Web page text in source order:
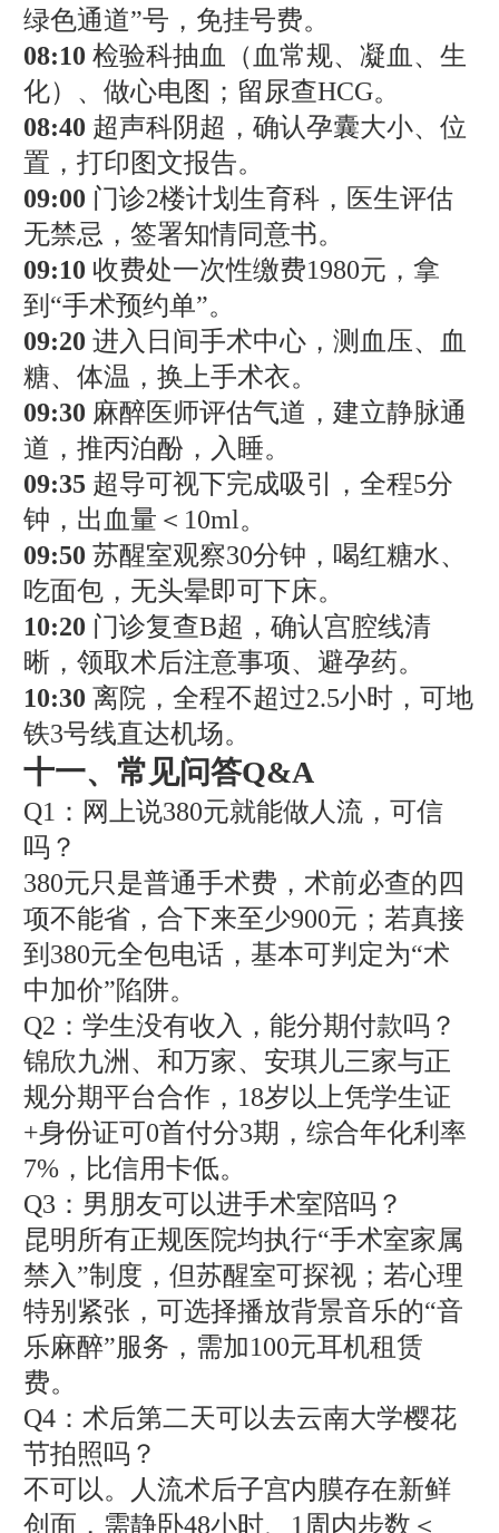
绿色通道”号，免挂号费。
08:10 检验科抽血（血常规、凝血、生
化）、做心电图；留尿查HCG。
08:40 超声科阴超，确认孕囊大小、位
置，打印图文报告。
09:00 门诊2楼计划生育科，医生评估
无禁忌，签署知情同意书。
09:10 收费处一次性缴费1980元，拿
到“手术预约单”。
09:20 进入日间手术中心，测血压、血
糖、体温，换上手术衣。
09:30 麻醉医师评估气道，建立静脉通
道，推丙泊酚，入睡。
09:35 超导可视下完成吸引，全程5分
钟，出血量＜10ml。
09:50 苏醒室观察30分钟，喝红糖水、
吃面包，无头晕即可下床。
10:20 门诊复查B超，确认宫腔线清
晰，领取术后注意事项、避孕药。
10:30 离院，全程不超过2.5小时，可地
铁3号线直达机场。
十一、常见问答Q&A
Q1：网上说380元就能做人流，可信
吗？
380元只是普通手术费，术前必查的四
项不能省，合下来至少900元；若真接
到380元全包电话，基本可判定为“术
中加价”陷阱。
Q2：学生没有收入，能分期付款吗？
锦欣九洲、和万家、安琪儿三家与正
规分期平台合作，18岁以上凭学生证
+身份证可0首付分3期，综合年化利率
7%，比信用卡低。
Q3：男朋友可以进手术室陪吗？
昆明所有正规医院均执行“手术室家属
禁入”制度，但苏醒室可探视；若心理
特别紧张，可选择播放背景音乐的“音
乐麻醉”服务，需加100元耳机租赁
费。
Q4：术后第二天可以去云南大学樱花
节拍照吗？
不可以。人流术后子宫内膜存在新鲜
创面，需静卧48小时、1周内步数＜